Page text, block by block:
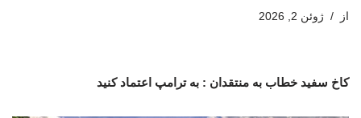
از ژوئن 2, 2026
کاخ سفید خطاب به منتقدان : به ترامپ اعتماد کنید